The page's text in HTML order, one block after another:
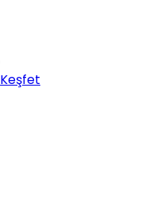
Keşfet